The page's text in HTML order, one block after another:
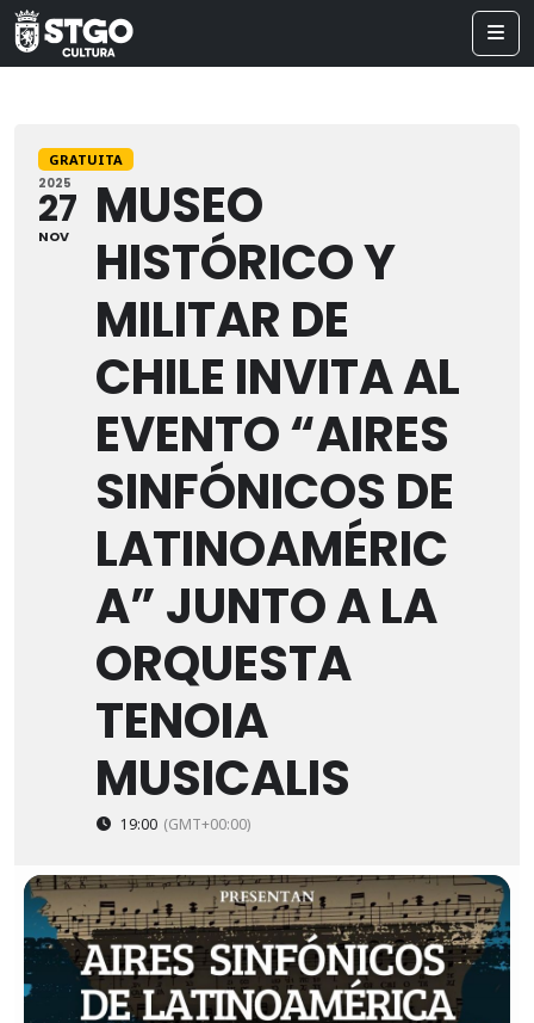
GRATUITA
2025
27
NOV
MUSEO
HISTÓRICO Y
MILITAR DE
CHILE INVITA AL
EVENTO “AIRES
SINFÓNICOS DE
LATINOAMÉRIC
A” JUNTO A LA
ORQUESTA
TENOIA
MUSICALIS
19:00 (GMT+00:00)